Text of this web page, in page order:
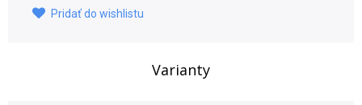
Pridať do wishlistu
Varianty